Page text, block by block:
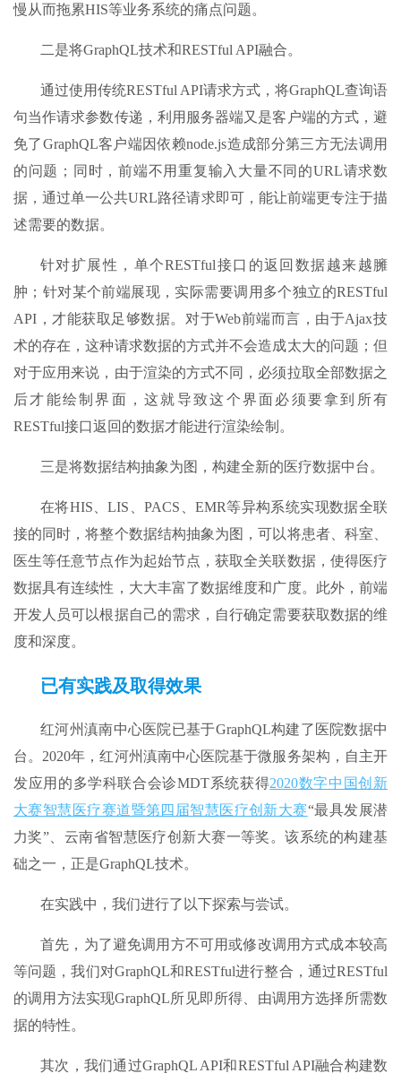
慢从而拖累HIS等业务系统的痛点问题。
二是将GraphQL技术和RESTful API融合。
通过使用传统RESTful API请求方式，将GraphQL查询语
句当作请求参数传递，利用服务器端又是客户端的方式，避
免了GraphQL客户端因依赖node.js造成部分第三方无法调用
的问题；同时，前端不用重复输入大量不同的URL请求数
据，通过单一公共URL路径请求即可，能让前端更专注于描
述需要的数据。
针对扩展性，单个RESTful接口的返回数据越来越臃
肿；针对某个前端展现，实际需要调用多个独立的RESTful
API，才能获取足够数据。对于Web前端而言，由于Ajax技
术的存在，这种请求数据的方式并不会造成太大的问题；但
对于应用来说，由于渲染的方式不同，必须拉取全部数据之
后才能绘制界面，这就导致这个界面必须要拿到所有
RESTful接口返回的数据才能进行渲染绘制。
三是将数据结构抽象为图，构建全新的医疗数据中台。
在将HIS、LIS、PACS、EMR等异构系统实现数据全联
接的同时，将整个数据结构抽象为图，可以将患者、科室、
医生等任意节点作为起始节点，获取全关联数据，使得医疗
数据具有连续性，大大丰富了数据维度和广度。此外，前端
开发人员可以根据自己的需求，自行确定需要获取数据的维
度和深度。
已有实践及取得效果
红河州滇南中心医院已基于GraphQL构建了医院数据中
台。2020年，红河州滇南中心医院基于微服务架构，自主开
发应用的多学科联合会诊MDT系统获得2020数字中国创新
大赛智慧医疗赛道暨第四届智慧医疗创新大赛“最具发展潜
力奖”、云南省智慧医疗创新大赛一等奖。该系统的构建基
础之一，正是GraphQL技术。
在实践中，我们进行了以下探索与尝试。
首先，为了避免调用方不可用或修改调用方式成本较高
等问题，我们对GraphQL和RESTful进行整合，通过RESTful
的调用方法实现GraphQL所见即所得、由调用方选择所需数
据的特性。
其次，我们通过GraphQL API和RESTful API融合构建数